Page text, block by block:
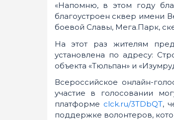
«Напомню, в этом году
благоустроен сквер имени
боевой Славы, Мега.Парк,
На этот раз жителям
установлена по адресу:
объекта «Тюльпан» и
Всероссийское онлайн-
участие в голосовании
платформе clck.ru/3TDbQT,
поддержке волонтеров,